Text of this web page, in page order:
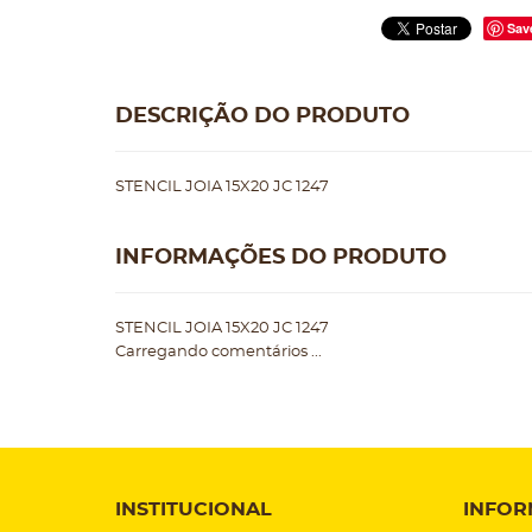
DESCRIÇÃO DO PRODUTO
STENCIL JOIA 15X20 JC 1247
INFORMAÇÕES DO PRODUTO
STENCIL JOIA 15X20 JC 1247
Carregando comentários ...
INSTITUCIONAL